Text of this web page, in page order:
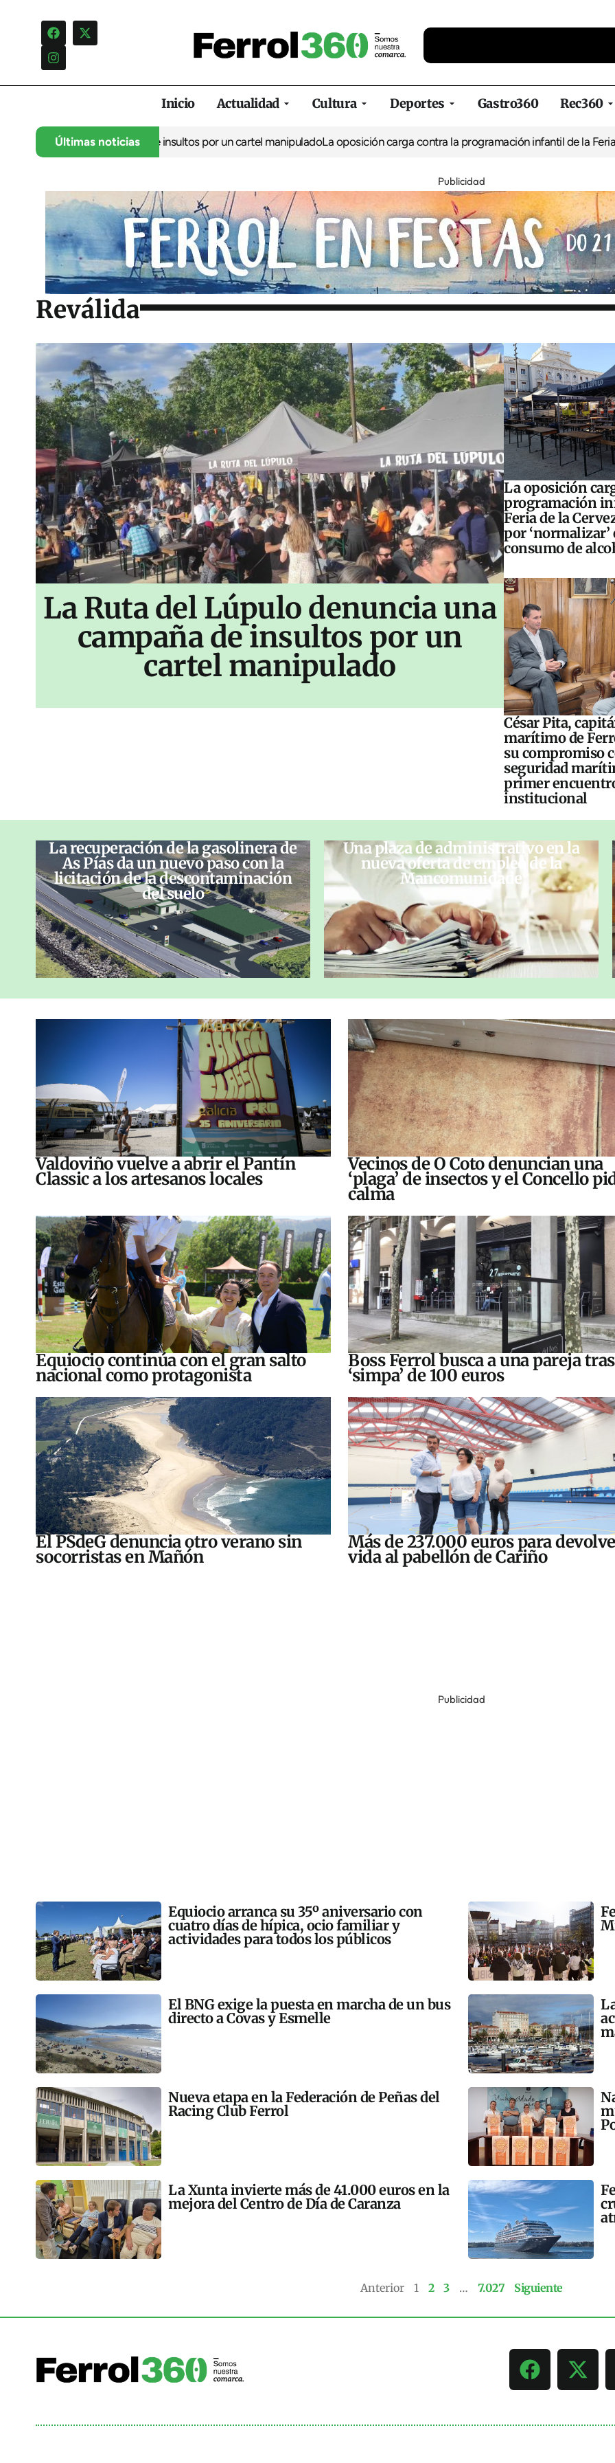
Inicio Actualidad Cultura Deportes Gastro360 Rec360
Últimas noticias
una campaña de insultos por un cartel manipuladoLa oposición carga contra la programación infantil de la Feria de la
Publicidad
Reválida
La Ruta del Lúpulo denuncia una
campaña de insultos por un
cartel manipulado
La oposición
programación
Feria de la
por ‘normalizar’
consumo de
César Pita,
marítimo de
su compromiso
seguridad
primer
institucional
La recuperación de la gasolinera de
As Pías da un nuevo paso con la
licitación de la descontaminación
del suelo
Una plaza de administrativo en la
nueva oferta de empleo de la
Mancomunidade
Valdoviño vuelve a abrir el Pantín
Classic a los artesanos locales
Vecinos de O Coto denuncian una
‘plaga’ de insectos y el Concello
calma
Equiocio continúa con el gran salto
nacional como protagonista
Boss Ferrol busca a una pareja
‘simpa’ de 100 euros
El PSdeG denuncia otro verano sin
socorristas en Mañón
Más de 237.000 euros para
vida al pabellón de Cariño
Publicidad
Equiocio arranca su 35º aniversario con
cuatro días de hípica, ocio familiar y
actividades para todos los públicos
El BNG exige la puesta en marcha de un bus
directo a Covas y Esmelle
Nueva etapa en la Federación de Peñas del
Racing Club Ferrol
La Xunta invierte más de 41.000 euros en la
mejora del Centro de Día de Caranza
Anterior 1 2 3 … 7.027 Siguiente